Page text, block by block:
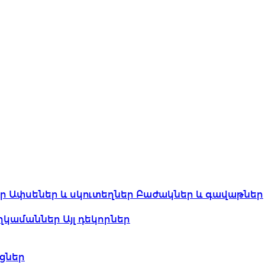
Ափսեներ և սկուտեղներ Բաժակներ և գավաթներ
Այլ դեկորներ